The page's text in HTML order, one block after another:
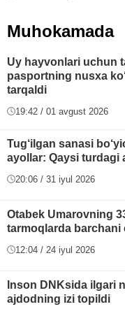
Muhokamada
Uy hayvonlari uchun
pasportning nusxa
tarqaldi
19:42 / 01 avgust 2026
Tug‘ilgan sanasi
ayollar: Qaysi turdagi
20:06 / 31 iyul 2026
Otabek Umarovning
tarmoqlarda barchani
12:04 / 24 iyul 2026
Inson DNKsida ilgari
ajdodning izi topildi